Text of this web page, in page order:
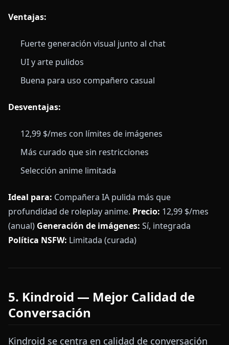
Ventajas:
Fuerte generación visual junto al chat
UI y arte pulidos
Buena para uso compañero casual
Desventajas:
12,99 $/mes con límites de imágenes
Más curado que sin restricciones
Selección anime limitada
Ideal para: Compañera IA pulida más que
profundidad de roleplay anime. Precio: 12,99 $/mes
(anual) Generación de imágenes: Sí, integrada
Política NSFW: Limitada (curada)
5. Kindroid — Mejor Calidad de
Conversación
Kindroid se centra en calidad de conversación